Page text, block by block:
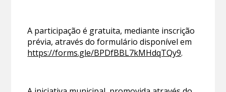
A participação é gratuita, mediante inscrição
prévia, através do formulário disponível em
https://forms.gle/BPDfBBL7kMHdqTQy9.